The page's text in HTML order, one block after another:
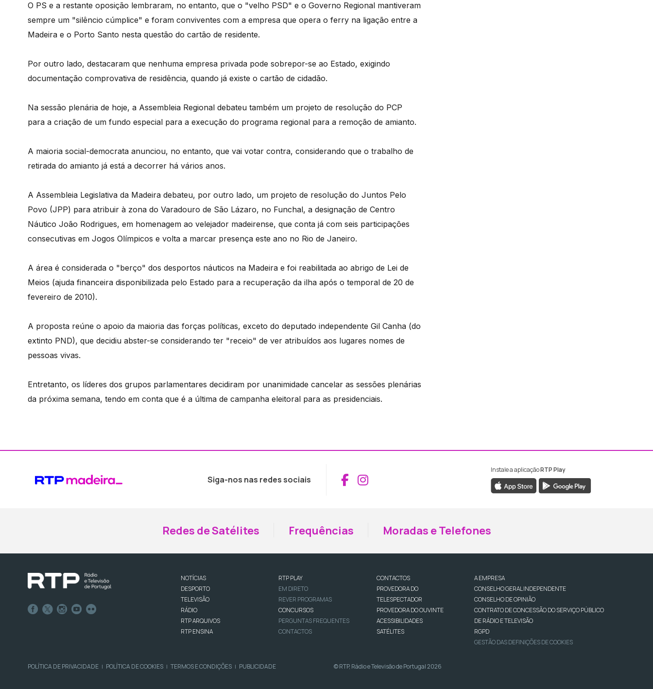
O PS e a restante oposição lembraram, no entanto, que o "velho PSD" e o Governo Regional mantiveram
sempre um "silêncio cúmplice" e foram conviventes com a empresa que opera o ferry na ligação entre a
Madeira e o Porto Santo nesta questão do cartão de residente.
Por outro lado, destacaram que nenhuma empresa privada pode sobrepor-se ao Estado, exigindo
documentação comprovativa de residência, quando já existe o cartão de cidadão.
Na sessão plenária de hoje, a Assembleia Regional debateu também um projeto de resolução do PCP
para a criação de um fundo especial para a execução do programa regional para a remoção de amianto.
A maioria social-democrata anunciou, no entanto, que vai votar contra, considerando que o trabalho de
retirada do amianto já está a decorrer há vários anos.
A Assembleia Legislativa da Madeira debateu, por outro lado, um projeto de resolução do Juntos Pelo
Povo (JPP) para atribuir à zona do Varadouro de São Lázaro, no Funchal, a designação de Centro
Náutico João Rodrigues, em homenagem ao velejador madeirense, que conta já com seis participações
consecutivas em Jogos Olímpicos e volta a marcar presença este ano no Rio de Janeiro.
A área é considerada o "berço" dos desportos náuticos na Madeira e foi reabilitada ao abrigo de Lei de
Meios (ajuda financeira disponibilizada pelo Estado para a recuperação da ilha após o temporal de 20 de
fevereiro de 2010).
A proposta reúne o apoio da maioria das forças políticas, exceto do deputado independente Gil Canha (do
extinto PND), que decidiu abster-se considerando ter "receio" de ver atribuídos aos lugares nomes de
pessoas vivas.
Entretanto, os líderes dos grupos parlamentares decidiram por unanimidade cancelar as sessões plenárias
da próxima semana, tendo em conta que é a última de campanha eleitoral para as presidenciais.
Siga-nos nas redes sociais Aceder ao Facebook da RTP Madeira
Aceder ao Instagram da RTP Madeira
Instale a aplicaçãoRTP Play
Redes de Satélites Frequências Moradas e Telefones
NOTÍCIAS
DESPORTO
TELEVISÃO
RÁDIO
RTP ARQUIVOS
RTP ENSINA
RTP PLAY
EM DIRETO
REVER PROGRAMAS
CONCURSOS
PERGUNTAS FREQUENTES
CONTACTOS
CONTACTOS
PROVEDORA DO
TELESPECTADOR
PROVEDORA DO OUVINTE
ACESSIBILIDADES
SATÉLITES
A EMPRESA
CONSELHO GERAL INDEPENDENTE
CONSELHO DE OPINIÃO
CONTRATO DE CONCESSÃO DO SERVIÇO PÚBLICO
DE RÁDIO E TELEVISÃO
RGPD
GESTÃO DAS DEFINIÇÕES DE COOKIES
POLÍTICA DE PRIVACIDADE | POLÍTICA DE COOKIES | TERMOS E CONDIÇÕES | PUBLICIDADE © RTP, Rádio e Televisão de Portugal 2026